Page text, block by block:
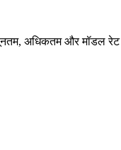
अधिकतम और मॉडल रेट के